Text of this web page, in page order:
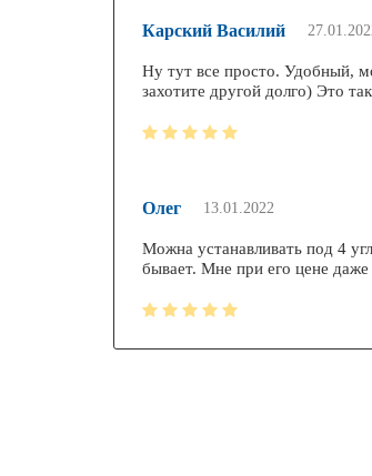
Карский Василий
Ну тут все просто. Удобный,
захотите другой долго) Это
Олег 13.01.2022
Можна устанавливать под 4
бывает. Мне при его цене даже